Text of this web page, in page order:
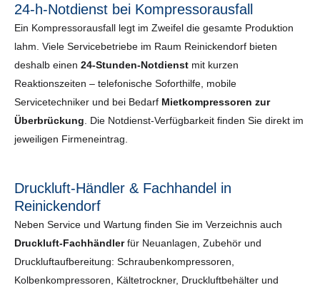
24-h-Notdienst bei Kompressorausfall
Ein Kompressorausfall legt im Zweifel die gesamte Produktion
lahm. Viele Servicebetriebe im Raum Reinickendorf bieten
deshalb einen 24-Stunden-Notdienst mit kurzen
Reaktionszeiten – telefonische Soforthilfe, mobile
Servicetechniker und bei Bedarf Mietkompressoren zur
Überbrückung . Die Notdienst-Verfügbarkeit finden Sie direkt im
jeweiligen Firmeneintrag.
Druckluft-Händler & Fachhandel in
Reinickendorf
Neben Service und Wartung finden Sie im Verzeichnis auch
Druckluft-Fachhändlerfür Neuanlagen, Zubehör und
Druckluftaufbereitung: Schraubenkompressoren,
Kolbenkompressoren, Kältetrockner, Druckluftbehälter und